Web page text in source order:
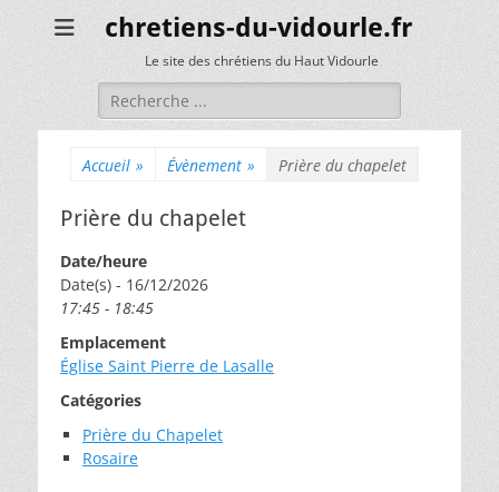
chretiens-du-vidourle.fr
Le site des chrétiens du Haut Vidourle
Rechercher :
Accueil » Évènement » Prière du chapelet
Prière du chapelet
Date/heure
Date(s) - 16/12/2026
17:45 - 18:45
Emplacement
Église Saint Pierre de Lasalle
Catégories
Prière du Chapelet
Rosaire